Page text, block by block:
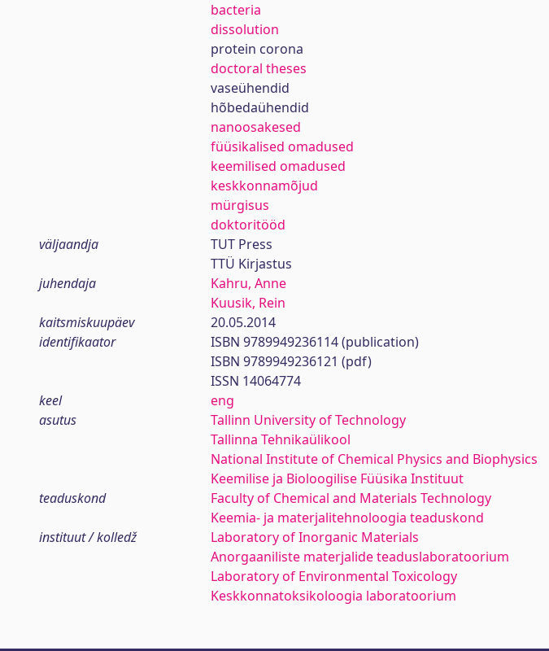
bacteria
dissolution
protein corona
doctoral theses
vaseühendid
hõbedaühendid
nanoosakesed
füüsikalised omadused
keemilised omadused
keskkonnamõjud
mürgisus
doktoritööd
väljaandja
TUT Press
TTÜ Kirjastus
juhendaja
Kahru, Anne
Kuusik, Rein
kaitsmiskuupäev
20.05.2014
identifikaator
ISBN 9789949236114 (publication)
ISBN 9789949236121 (pdf)
ISSN 14064774
keel
eng
asutus
Tallinn University of Technology
Tallinna Tehnikaülikool
National Institute of Chemical Physics and Biophysics
Keemilise ja Bioloogilise Füüsika Instituut
teaduskond
Faculty of Chemical and Materials Technology
Keemia- ja materjalitehnoloogia teaduskond
instituut / kolledž
Laboratory of Inorganic Materials
Anorgaaniliste materjalide teaduslaboratoorium
Laboratory of Environmental Toxicology
Keskkonnatoksikoloogia laboratoorium